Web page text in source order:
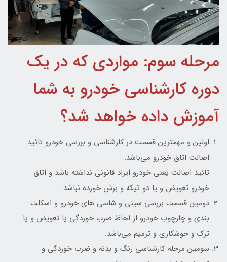
مرحله سوم: مواردی که در یک
دوره کارشناسی خودرو به شما
آموزش داده خواهد شد؟
اولین و مهمترین قسمت در کارشناسی و بررسی خودرو تائید
اصالت اتاق خودرو می‌باشد.
تائید اصالت یعنی خودرو ایراد قانونی نداشته باشد و اتاق
خودرو تعویض و یا دو تیکه و برش خورده نباشد.
دومین قسمت بررسی سینی و شاسی های خودرو و اسکلت
بندی و چارچوب خودرو از لحاظ ضرب خوردگی یا تعویض و یا
ترک و جوشکاری و ترمیم می‌باشد.
سومین مرحله کارشناسی رنگ و بدنه و ضرب خوردگی و